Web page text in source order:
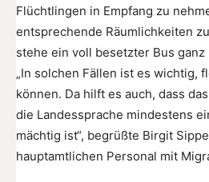
Flüchtlingen in Empfang zu
entsprechende Räumlichkeiten
stehe ein voll besetzter Bus
„In solchen Fällen ist es wichtig,
können. Da hilft es auch, dass
die Landessprache mindestens
mächtig ist“, begrüßte Birgit
hauptamtlichen Personal mit